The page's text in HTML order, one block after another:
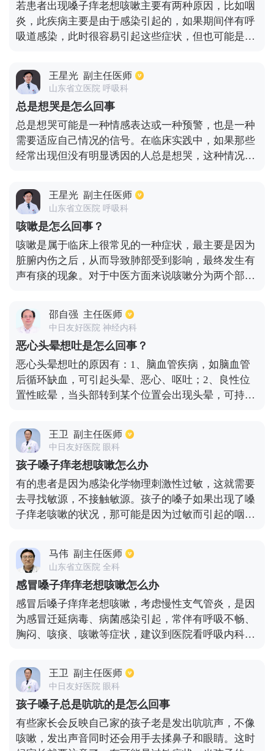
若患者出现嗓子痒老想咳嗽主要有两种原因，比如咽
炎，此疾病主要是由于感染引起的，如果期间伴有呼
吸道感染，此时很容易引起这些症状，但也可能是由
且也伴有过敏，这种情况很可能是由于食物过敏因素
造成的。也有部分患者在出现嗓子痒痒，是由于鼻炎
或者鼻窦炎分泌物倒流，此时会容易刺激咽部，伴有
痒的感觉，大多数患者咳嗽排痰后会得到改善。
王星光 副主任医师
山东省立医院 呼吸科
总是想哭是怎么回事
总是想哭可能是一种情感表达或一种预警，也是一种
需要适应自己情况的信号。在临床实践中，如果那些
经常出现但没有明显诱因的人总是想哭，这种情况在
失去兴趣的抑郁症，伴有睡眠减少和早醒、进食障
碍、睡眠障碍、性功能障碍、注意力不集中、自我评
价低、自责、自伤、自杀行为、无法控制的哭泣等。
所以一旦出现上述症状，建议尽快就医，在精神科或
心理科进行明确诊断，并给予抗抑郁药物或心理治
疗。抗抑郁药物主要使用5-羟色胺再摄取抑制剂，心
理治疗主要使用认知行为疗法进行治疗。
王星光 副主任医师
山东省立医院 呼吸科
咳嗽是怎么回事？
咳嗽是属于临床上很常见的一种症状，最主要是因为
脏腑内伤之后，从而导致肺部受到影响，最终发生有
声有痰的现象。对于中医方面来说咳嗽分为两个部
造成的。如果是外感咳嗽，这种咳嗽发病就比较，同
时还会伴随着出现身体疼痛，头痛，鼻塞，流鼻涕，
喉咙痒等不同的症状。一旦发生咳嗽的情况之后，患
者需要区分引起的原因，然后针对性治疗就能尽快改
善。
邵自强 主任医师
中日友好医院 神经内科
恶心头晕想吐是怎么回事？
恶心头晕想吐的原因有：1、脑血管疾病，如脑血管
后循环缺血，可引起头晕、恶心、呕吐；2、良性位
置性眩晕，当头部转到某个位置会出现头晕，可持续
重的眩晕，伴有恶心、呕吐、耳鸣耳聋；4、其他原
因，如睡眠不好、过度焦虑、情绪波动等，会引起头
晕、恶心呕吐。
王卫 副主任医师
中日友好医院 眼科
孩子嗓子痒老想咳嗽怎么办
有的患者是因为感染化学物理刺激性过敏，这就需要
去寻找敏源，不接触敏源。孩子的嗓子如果出现了嗓
子痒老咳嗽的状况，那可能是因为过敏而引起的咽喉
雷他定，含润喉片来缓解。还有一种情况是慢性咽炎
引起的，避免吃辛辣刺激食物，多喝水，注意休息。
如有炎症的患者可以口服阿奇霉素。咳嗽频繁可食用
急支糖浆来治疗。期间不能接触烟尘、冷空气或有刺
激性的气体。引起咳嗽，有很多原因，根据病人情况
不同，引起的原因也不同，治疗的方法也不同。
马伟 副主任医师
山东省立医院 全科
感冒嗓子痒痒老想咳嗽怎么办
感冒后嗓子痒痒老想咳嗽，考虑慢性支气管炎，是因
为感冒迁延病毒、病菌感染引起，常伴有呼吸不畅、
胸闷、咳痰、咳嗽等症状，建议到医院看呼吸内科，
治。如果确诊需要口服阿昔洛韦片、罗红霉素片、氨
溴索口服液等药物治疗。在生活中饮食也要注意清
淡，多吃新鲜水果、蔬菜，多喝水。
王卫 副主任医师
中日友好医院 眼科
孩子嗓子总是吭吭的是怎么回事
有些家长会反映自己家的孩子老是发出吭吭声，不像
咳嗽，发出声音同时还会用手去揉鼻子和眼睛。这时